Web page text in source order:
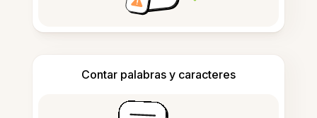
Contar palabras y caracteres